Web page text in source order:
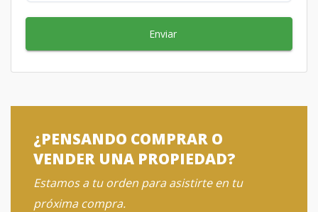
Enviar
¿PENSANDO COMPRAR O
VENDER UNA PROPIEDAD?
Estamos a tu orden para asistirte en tu
próxima compra.